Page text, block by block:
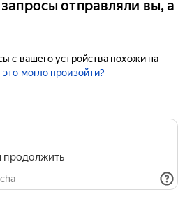
отправляли вы, а
с вашего устройства похожи на
могло произойти?